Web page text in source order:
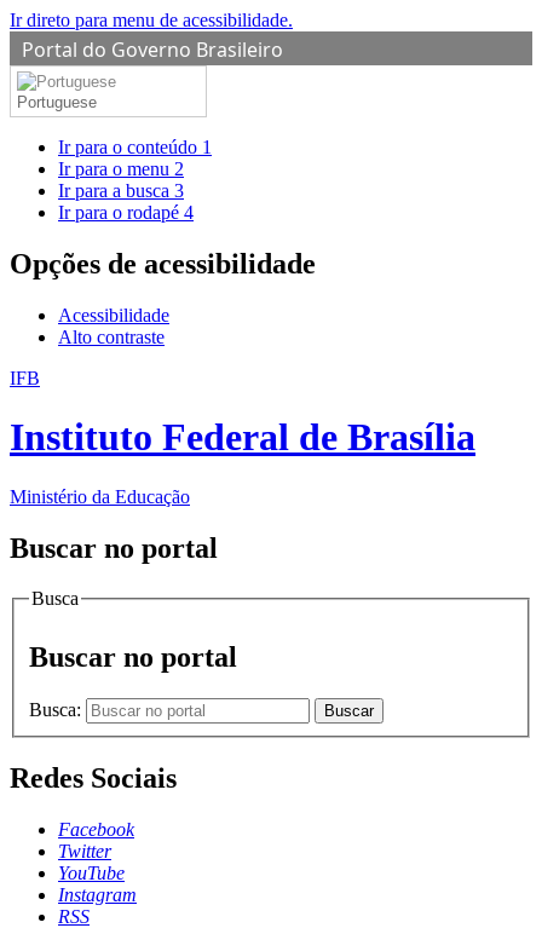
Ir direto para menu de acessibilidade.
Portal do Governo Brasileiro
Portuguese
Ir para o conteúdo 1
Ir para o menu 2
Ir para a busca 3
Ir para o rodapé 4
Opções de acessibilidade
Acessibilidade
Alto contraste
IFB
Instituto Federal de Brasília
Ministério da Educação
Buscar no portal
Busca
Buscar no portal
Busca: Buscar
Redes Sociais
Facebook
Twitter
YouTube
Instagram
RSS